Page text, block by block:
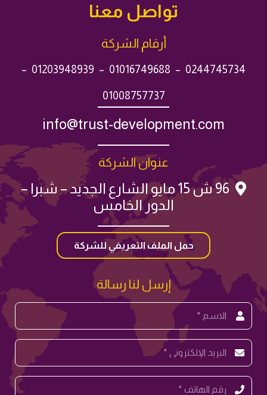
تواصل معنا
أرقام الشركة
0244745734
–
01016749688
–
01203948939
–
01008757737
info@trust-development.com
عنوان الشركة
96 ش 15 مايو الشارع الجديد – شبرا –
الدور الخامس
حمل الملف التعريفي للشركة
إرسل لنا رسالة